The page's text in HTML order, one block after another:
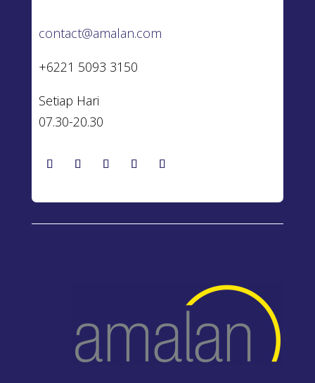
contact@amalan.com
+6221 5093 3150
Setiap Hari
07.30-20.30